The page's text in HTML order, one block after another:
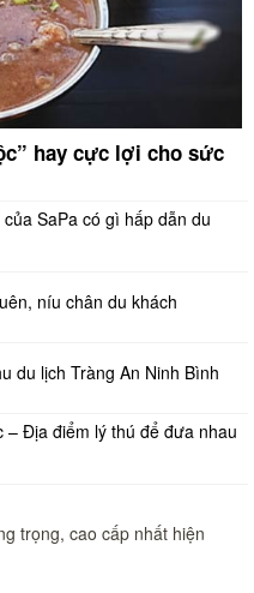
hay cực lợi cho sức
SaPa có gì hấp dẫn du
níu chân du khách
du lịch Tràng An Ninh Bình
– Địa điểm lý thú để đưa nhau
trọng, cao cấp nhất hiện